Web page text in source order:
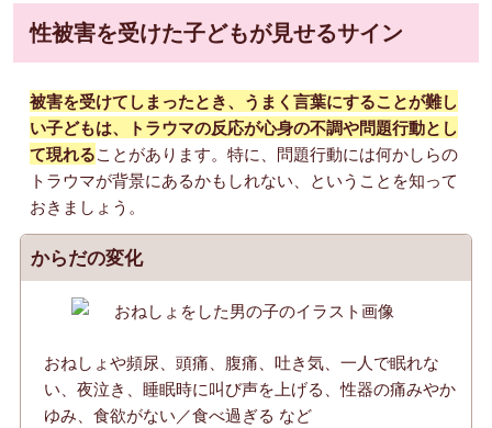
性被害を受けた子どもが見せるサイン
被害を受けてしまったとき、うまく言葉にすることが難し
い子どもは、トラウマの反応が心身の不調や問題行動とし
て現れることがあります。特に、問題行動には何かしらの
トラウマが背景にあるかもしれない、ということを知って
おきましょう。
からだの変化
おねしょや頻尿、頭痛、腹痛、吐き気、一人で眠れな
い、夜泣き、睡眠時に叫び声を上げる、性器の痛みやか
ゆみ、食欲がない／食べ過ぎる など